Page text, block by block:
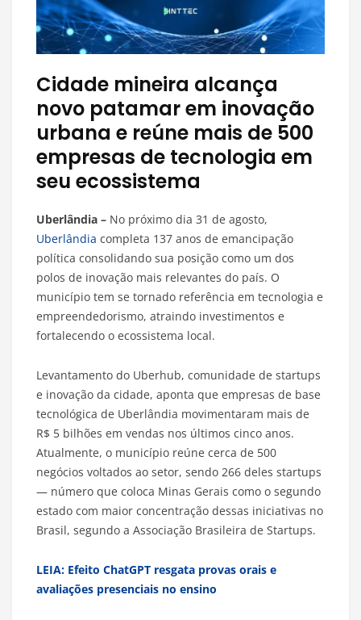
Cidade mineira alcança
novo patamar em inovação
urbana e reúne mais de 500
empresas de tecnologia em
seu ecossistema
Uberlândia – No próximo dia 31 de agosto,
Uberlândia completa 137 anos de emancipação
política consolidando sua posição como um dos
polos de inovação mais relevantes do país. O
município tem se tornado referência em tecnologia e
empreendedorismo, atraindo investimentos e
fortalecendo o ecossistema local.
Levantamento do Uberhub, comunidade de startups
e inovação da cidade, aponta que empresas de base
tecnológica de Uberlândia movimentaram mais de
R$ 5 bilhões em vendas nos últimos cinco anos.
Atualmente, o município reúne cerca de 500
negócios voltados ao setor, sendo 266 deles startups
— número que coloca Minas Gerais como o segundo
estado com maior concentração dessas iniciativas no
Brasil, segundo a Associação Brasileira de Startups.
LEIA: Efeito ChatGPT resgata provas orais e
avaliações presenciais no ensino